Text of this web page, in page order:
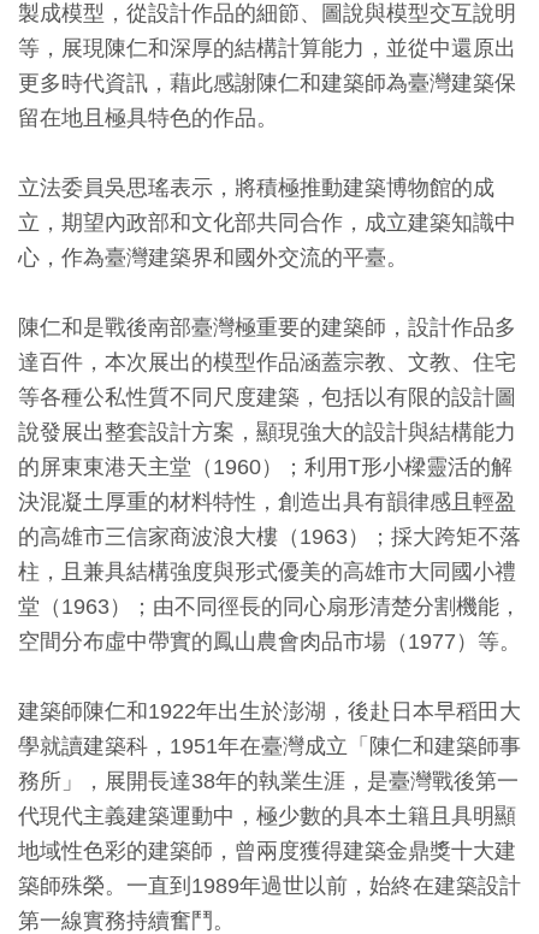
典
藏
研
究
便
民
服
政
府
公
開
資
訊
隱
權
與
資
訊
安
全
宣
製成模型，從設計作品的細節、圖說與模型交互說明
等，展現陳仁和深厚的結構計算能力，並從中還原出
更多時代資訊，藉此感謝陳仁和建築師為臺灣建築保
留在地且極具特色的作品。
立法委員吳思瑤表示，將積極推動建築博物館的成
立，期望內政部和文化部共同合作，成立建築知識中
心，作為臺灣建築界和國外交流的平臺。
陳仁和是戰後南部臺灣極重要的建築師，設計作品多
達百件，本次展出的模型作品涵蓋宗教、文教、住宅
等各種公私性質不同尺度建築，包括以有限的設計圖
說發展出整套設計方案，顯現強大的設計與結構能力
的屏東東港天主堂（1960）；利用T形小樑靈活的解
決混凝土厚重的材料特性，創造出具有韻律感且輕盈
的高雄市三信家商波浪大樓（1963）；採大跨矩不落
柱，且兼具結構強度與形式優美的高雄市大同國小禮
堂（1963）；由不同徑長的同心扇形清楚分割機能，
空間分布虛中帶實的鳳山農會肉品市場（1977）等。
建築師陳仁和1922年出生於澎湖，後赴日本早稻田大
學就讀建築科，1951年在臺灣成立「陳仁和建築師事
務所」，展開長達38年的執業生涯，是臺灣戰後第一
代現代主義建築運動中，極少數的具本土籍且具明顯
地域性色彩的建築師，曾兩度獲得建築金鼎獎十大建
築師殊榮。一直到1989年過世以前，始終在建築設計
第一線實務持續奮鬥。